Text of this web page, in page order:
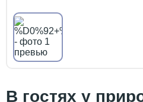
В гостях у